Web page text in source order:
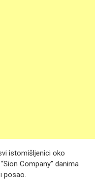
istomišljenici oko
Company” danima
posao.